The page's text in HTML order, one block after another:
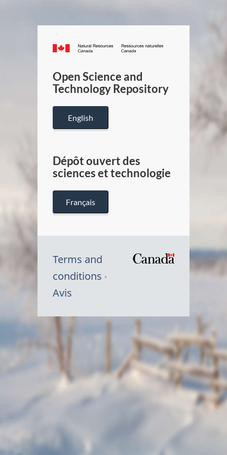
Canada.ca
/
Canada
Open Science and
Technology Repository
English
Dépôt ouvert des
sciences et technologie
Français
Terms and
conditions
Avis
Symbole
Canada